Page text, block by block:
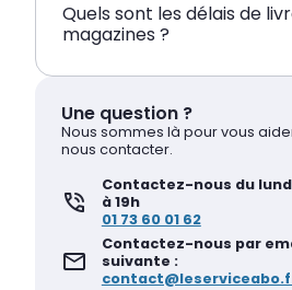
Quels sont les délais de
magazines ?
Une question ?
Nous sommes là pour vous
nous contacter.
Contactez-nous du
à 19h
01 73 60 01 62
Contactez-nous par
suivante :